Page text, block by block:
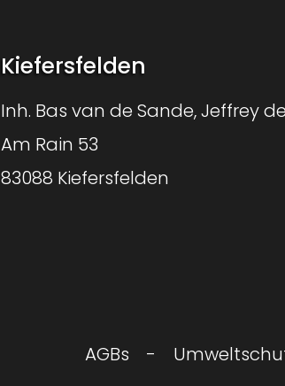
Kiefersfelden
Inh. Bas van de Sande, Jeffrey
Am Rain 53
83088 Kiefersfelden
AGBs